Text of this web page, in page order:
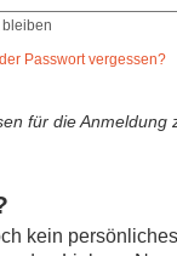
Passwort vergessen?
für die Anmeldung
kein